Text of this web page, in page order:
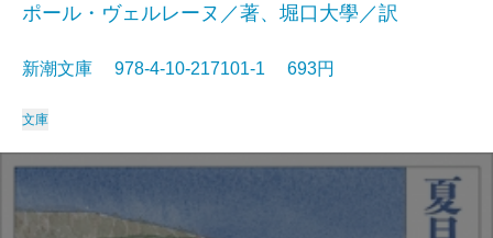
ポール・ヴェルレーヌ／著、堀口大學／訳
新潮文庫 978-4-10-217101-1 693円
文庫